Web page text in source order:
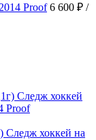
Proof 6 600 ₽ /
Следж хоккей на